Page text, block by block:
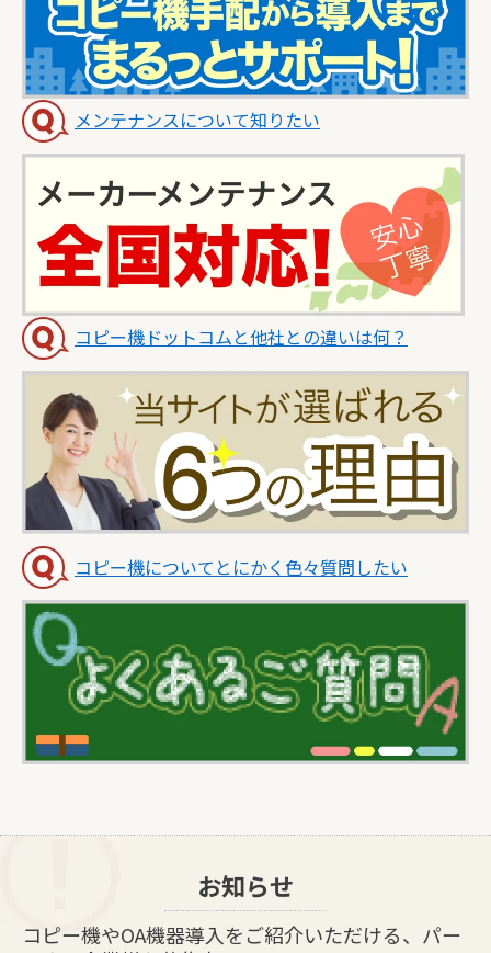
メンテナンスについて知りたい
コピー機ドットコムと他社との違いは何？
コピー機についてとにかく色々質問したい
お知らせ
コピー機やOA機器導入をご紹介いただける、パー